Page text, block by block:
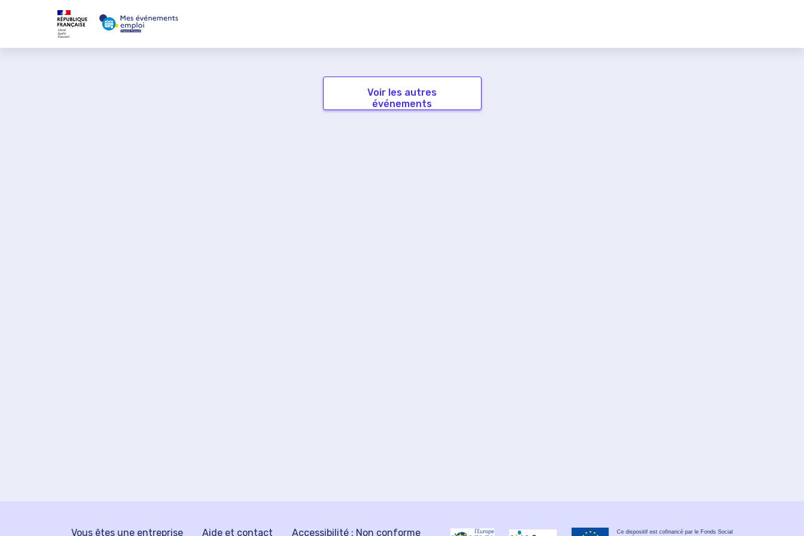
Voir les autres
événements
Vous êtes une entreprise Aide et contact Accessibilité : Non conforme
Ce dispositif est cofinancé par le Fonds Social